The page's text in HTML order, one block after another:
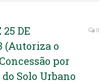
DE
(Autoriza o
por
Solo Urbano
0